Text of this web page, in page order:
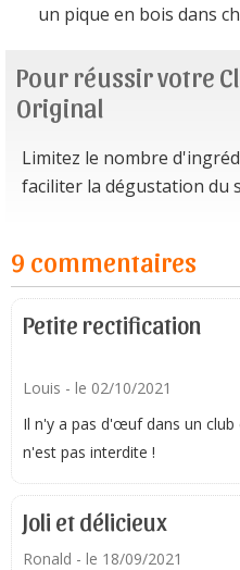
un pique en bois dans
Pour réussir votre
Original
Limitez le nombre
faciliter la dégustation du
9 commentaires
Petite rectification
Louis - le 02/10/2021
Il n'y a pas d'œuf dans un
n'est pas interdite !
Joli et délicieux
Ronald - le 18/09/2021